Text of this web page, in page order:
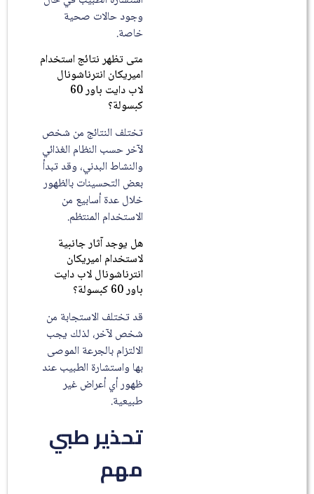
وجود حالات صحية
خاصة.
متى تظهر نتائج استخدام
اميريكان انترناشونال
لاب دايت باور 60
كبسولة؟
تختلف النتائج من شخص
لآخر حسب النظام الغذائي
والنشاط البدني، وقد تبدأ
بعض التحسينات بالظهور
خلال عدة أسابيع من
الاستخدام المنتظم.
هل يوجد آثار جانبية
لاستخدام اميريكان
انترناشونال لاب دايت
قد تختلف الاستجابة من
شخص لآخر، لذلك يجب
الالتزام بالجرعة الموصى
بها واستشارة الطبيب عند
ظهور أي أعراض غير
طبيعية.
تحذير طبي
مهم